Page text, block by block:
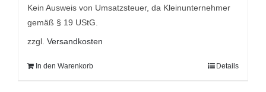
Kein Ausweis von Umsatzsteuer, da Kleinunternehmer
gemäß § 19 UStG.
zzgl. Versandkosten
In den Warenkorb Details